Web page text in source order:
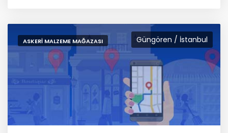
Güngören / İstanbul
ASKERI MALZEME MAĞAZASI